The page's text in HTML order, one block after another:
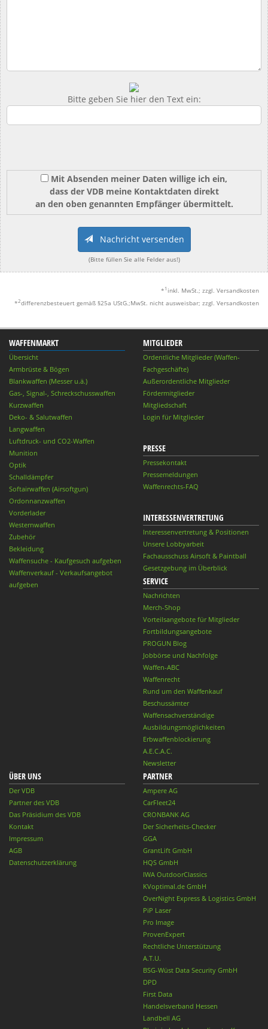
Bitte geben Sie hier den Text ein:
Mit Absenden meiner Daten willige ich ein,
dass der VDB meine Kontaktdaten direkt
an den oben genannten Empfänger übermittelt.
Nachricht versenden
(Bitte füllen Sie alle Felder aus!)
* 1 inkl. MwSt.; zzgl. Versandkosten
*2differenzbesteuert gemäß §25a UStG.;MwSt. nicht ausweisbar; zzgl. Versandkosten
WAFFENMARKT
Übersicht
Armbrüste & Bögen
Blankwaffen (Messer u.ä.)
Gas-, Signal-, Schreckschusswaffen
Kurzwaffen
Deko- & Salutwaffen
Langwaffen
Luftdruck- und CO2-Waffen
Munition
Optik
Schalldämpfer
Softairwaffen (Airsoftgun)
Ordonnanzwaffen
Vorderlader
Westernwaffen
Zubehör
Bekleidung
Waffensuche - Kaufgesuch aufgeben
Waffenverkauf - Verkaufsangebot
aufgeben
MITGLIEDER
Ordentliche Mitglieder (Waffen-
Fachgeschäfte)
Außerordentliche Mitglieder
Fördermitglieder
Mitgliedschaft
Login für Mitglieder
PRESSE
Pressekontakt
Pressemeldungen
Waffenrechts-FAQ
INTERESSENVERTRETUNG
Interessenvertretung & Positionen
Unsere Lobbyarbeit
Fachausschuss Airsoft & Paintball
Gesetzgebung im Überblick
SERVICE
Nachrichten
Merch-Shop
Vorteilsangebote für Mitglieder
Fortbildungsangebote
PROGUN Blog
Jobbörse und Nachfolge
Waffen-ABC
Waffenrecht
Rund um den Waffenkauf
Beschussämter
Waffensachverständige
Ausbildungsmöglichkeiten
Erbwaffenblockierung
A.E.C.A.C.
Newsletter
ÜBER UNS
Der VDB
Partner des VDB
Das Präsidium des VDB
Kontakt
Impressum
AGB
Datenschutzerklärung
PARTNER
Ampere AG
CarFleet24
CRONBANK AG
Der Sicherheits-Checker
GGA
GrantLift GmbH
HQS GmbH
IWA OutdoorClassics
KVoptimal.de GmbH
OverNight Express & Logistics GmbH
PiP Laser
Pro Image
ProvenExpert
Rechtliche Unterstützung
A.T.U.
BSG-Wüst Data Security GmbH
DPD
First Data
Handelsverband Hessen
Landbell AG